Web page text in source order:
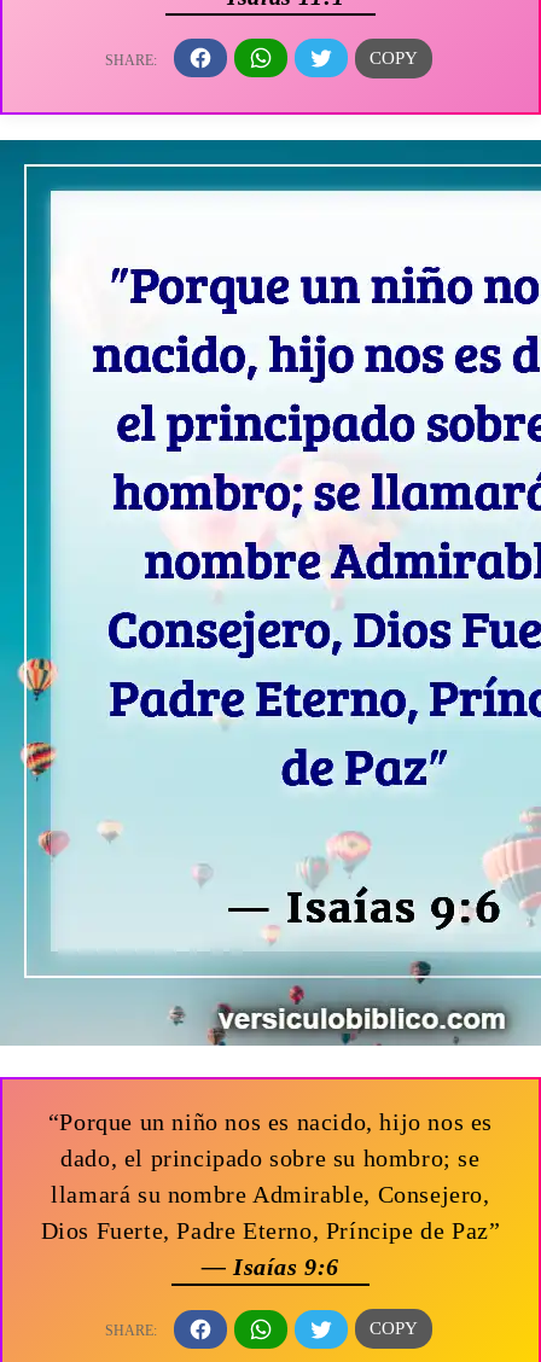
“Porque un niño nos es nacido, hijo nos es
dado, el principado sobre su hombro; se
llamará su nombre Admirable, Consejero,
Dios Fuerte, Padre Eterno, Príncipe de Paz”
— Isaías 9:6